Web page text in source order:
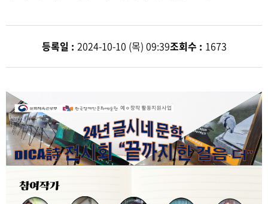
등록일 : 2024-10-10 (목) 09:39조회수 : 1673